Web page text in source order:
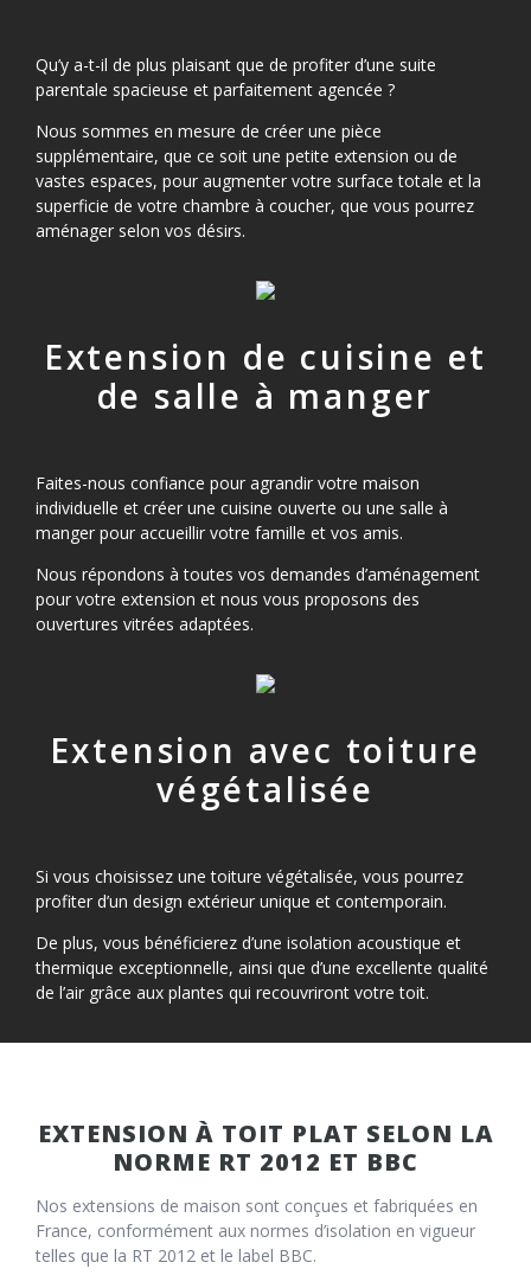
Qu’y a-t-il de plus plaisant que de profiter d’une suite
parentale spacieuse et parfaitement agencée ?
Nous sommes en mesure de créer une pièce
supplémentaire, que ce soit une petite extension ou de
vastes espaces, pour augmenter votre surface totale et la
superficie de votre chambre à coucher, que vous pourrez
aménager selon vos désirs.
Extension de cuisine et
de salle à manger
Faites-nous confiance pour agrandir votre maison
individuelle et créer une cuisine ouverte ou une salle à
manger pour accueillir votre famille et vos amis.
Nous répondons à toutes vos demandes d’aménagement
pour votre extension et nous vous proposons des
ouvertures vitrées adaptées.
Extension avec toiture
végétalisée
Si vous choisissez une toiture végétalisée, vous pourrez
profiter d’un design extérieur unique et contemporain.
De plus, vous bénéficierez d’une isolation acoustique et
thermique exceptionnelle, ainsi que d’une excellente qualité
de l’air grâce aux plantes qui recouvriront votre toit.
EXTENSION À TOIT PLAT SELON LA
NORME RT 2012 ET BBC
Nos extensions de maison sont conçues et fabriquées en
France, conformément aux normes d’isolation en vigueur
telles que la RT 2012 et le label BBC.